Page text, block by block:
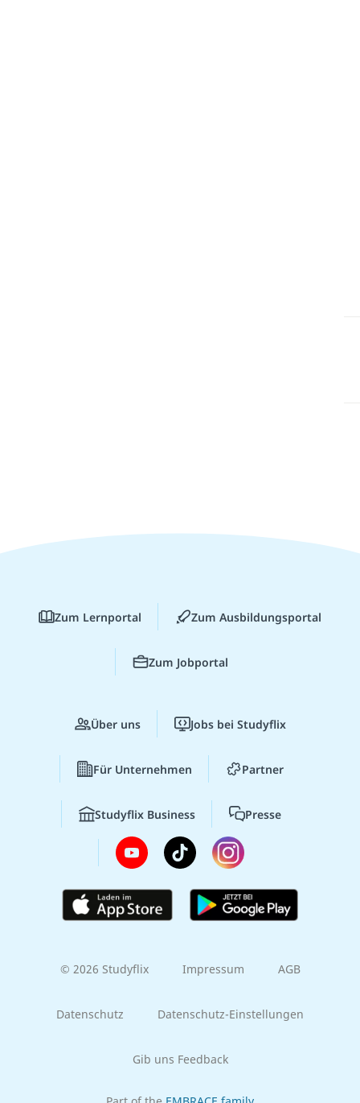
Zum Lernportal Zum Ausbildungsportal
Zum Jobportal
Über uns Jobs bei Studyflix
Für Unternehmen Partner
Studyflix Business Presse
© 2026 Studyflix Impressum AGB
Datenschutz Datenschutz-Einstellungen
Gib uns Feedback